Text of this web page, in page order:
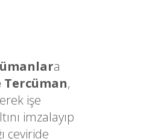
a
Tercüman,
işe
imzalayıp
çeviride